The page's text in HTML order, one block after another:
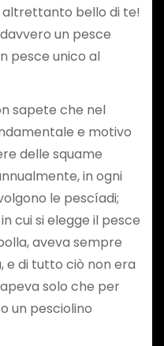
altrettanto bello di te!
un pesce
pesce unico al
sapete che nel
e motivo
delle squame
in ogni
le pescíadi;
cui si elegge il pesce
aveva sempre
e di tutto ciò non era
solo che per
un pesciolino